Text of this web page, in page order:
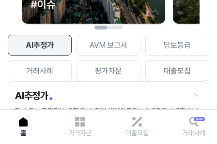
AI추정가 AVM 보고서 담보등급
거래사례 평가자문 대출모집
AI추정가
전국 모든 토지건물, 집합건물, 매월 업데이트되는 AI추정가를 경험해보
세요.
홈 가격자문 대출모집 거래사례